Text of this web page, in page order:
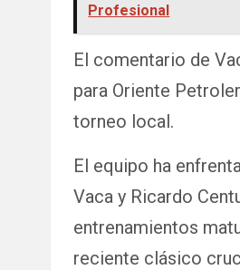
Profesional
El comentario de
para Oriente
torneo local.
El equipo ha
Vaca y Ricardo
entrenamientos
reciente clásico